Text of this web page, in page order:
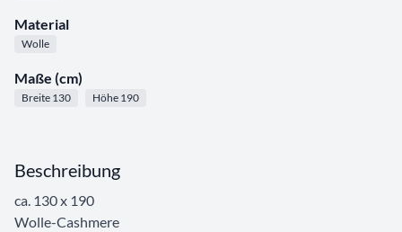
Material
Wolle
Maße (cm)
Breite 130 Höhe 190
Beschreibung
ca. 130 x 190
Wolle-Cashmere